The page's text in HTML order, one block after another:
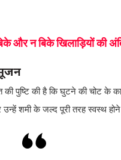
और न बिके खिलाड़ियों की
की पुष्टि की है कि घुटने की चोट के
शमी के जल्द पूरी तरह स्वस्थ होने